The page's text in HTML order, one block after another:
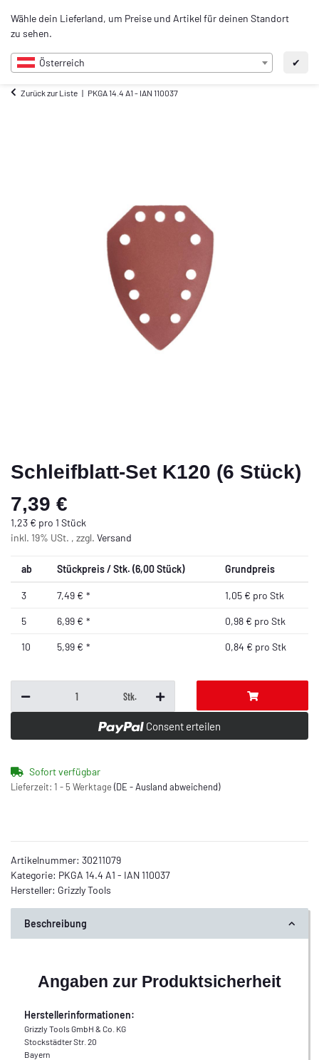
Wähle dein Lieferland, um Preise und Artikel für deinen Standort
zu sehen.
Österreich ✔
DE
Zurück zur Liste PKGA 14.4 A1 - IAN 110037
Schleifblatt-Set K120 (6 Stück)
7,39 €
1,23 € pro 1 Stück
inkl. 19% USt. , zzgl. Versand
ab Stückpreis / Stk. (6,00 Stück) Grundpreis
3 7,49 € * 1,05 € pro Stk
5 6,99 € * 0,98 € pro Stk
10 5,99 € * 0,84 € pro Stk
Stk.
Consent erteilen
Sofort verfügbar
Lieferzeit: 1 - 5 Werktage (DE - Ausland abweichend)
Artikelnummer: 30211079
Kategorie: PKGA 14.4 A1 - IAN 110037
Hersteller: Grizzly Tools
Beschreibung
Angaben zur Produktsicherheit
Herstellerinformationen:
Grizzly Tools GmbH & Co. KG
Stockstädter Str. 20
Bayern